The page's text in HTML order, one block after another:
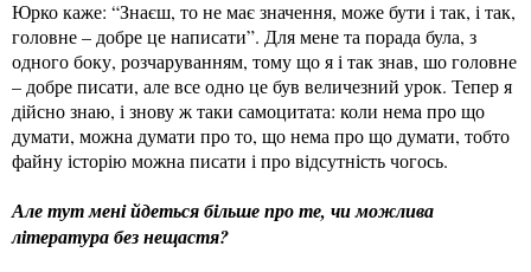
Юрко каже: “Знаєш, то не має значення, може бути і так, і так,
головне – добре це написати”. Для мене та порада була, з
одного боку, розчаруванням, тому що я і так знав, шо головне
– добре писати, але все одно це був величезний урок. Тепер я
дійсно знаю, і знову ж таки самоцитата: коли нема про що
думати, можна думати про то, що нема про що думати, тобто
файну історію можна писати і про відсутність чогось.
Але тут мені йдеться більше про те, чи можлива
література без нещастя?